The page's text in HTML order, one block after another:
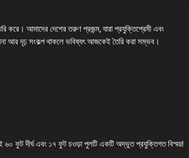
করে। আমাদের দেশের তরুণ প্রজন্ম, যারা প্রযুক্তিপ্রেমী এবং
আর দৃঢ় সংকল্প থাকলে ভবিষ্যৎ আজকেই তৈরি করা সম্ভব।
৬০ ফুট দীর্ঘ এবং ১৭ ফুট চওড়া পুলটি একটি অদ্ভুত প্রযুক্তিগত বিস্ময়!